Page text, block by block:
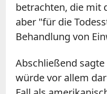
betrachten, die mit
aber "für die
Behandlung von
Abschließend
würde vor allem